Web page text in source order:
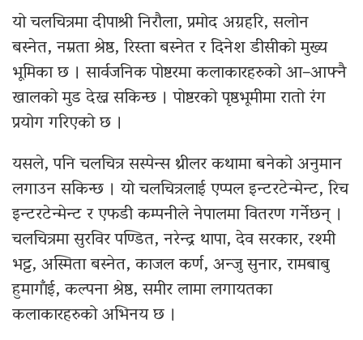
यो चलचित्रमा दीपाश्री निरौला, प्रमोद अग्रहरि, सलोन
बस्नेत, नम्रता श्रेष्ठ, रिस्ता बस्नेत र दिनेश डीसीको मुख्य
भूमिका छ । सार्वजनिक पोष्टरमा कलाकारहरुको आ–आफ्नै
खालको मुड देख्न सकिन्छ । पोष्टरको पृष्ठभूमीमा रातो रंग
प्रयोग गरिएको छ ।
यसले, पनि चलचित्र सस्पेन्स थ्रीलर कथामा बनेको अनुमान
लगाउन सकिन्छ । यो चलचित्रलाई एप्पल इन्टरटेन्मेन्ट, रिच
इन्टरटेन्मेन्ट र एफडी कम्पनीले नेपालमा वितरण गर्नेछन् ।
चलचित्रमा सुरविर पण्डित, नरेन्द्र थापा, देव सरकार, रश्मी
भट्ट, अस्मिता बस्नेत, काजल कर्ण, अन्जु सुनार, रामबाबु
हुमागाँई, कल्पना श्रेष्ठ, समीर लामा लगायतका
कलाकारहरुको अभिनय छ ।